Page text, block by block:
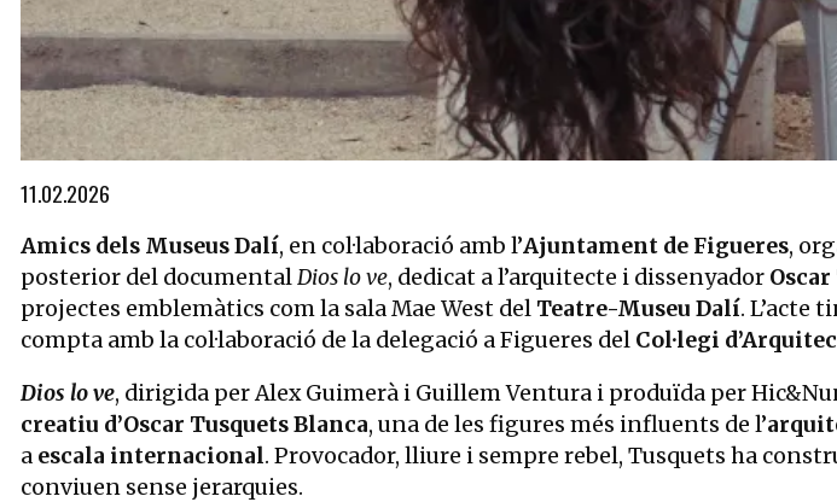
Diapositiva 1 de 1
11.02.2026
Amics dels Museus Dalí, en col·laboració amb l’Ajuntament de Figueres,
posterior del documentalDios lo ve, dedicat a l’arquitecte i dissenyador
projectes emblemàtics com la sala Mae West del Teatre-Museu Dalí. L’acte
compta amb la col·laboració de la delegació a Figueres del Col·legi
Dios lo ve, dirigida per Alex Guimerà i Guillem Ventura i produïda per
creatiu d’Oscar Tusquets Blanca, una de les figures més influents de l’
a escala internacional. Provocador, lliure i sempre rebel, Tusquets ha
conviuen sense jerarquies.